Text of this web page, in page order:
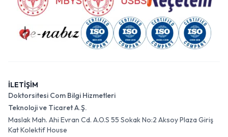
İLETİŞİM
Doktorsitesi Com Bilgi Hizmetleri
Teknoloji ve Ticaret A.Ş.
Maslak Mah. Ahi Evran Cd. A.O.S 55 Sokak No:2 Aksoy Plaza Giriş
Kat Kolektif House